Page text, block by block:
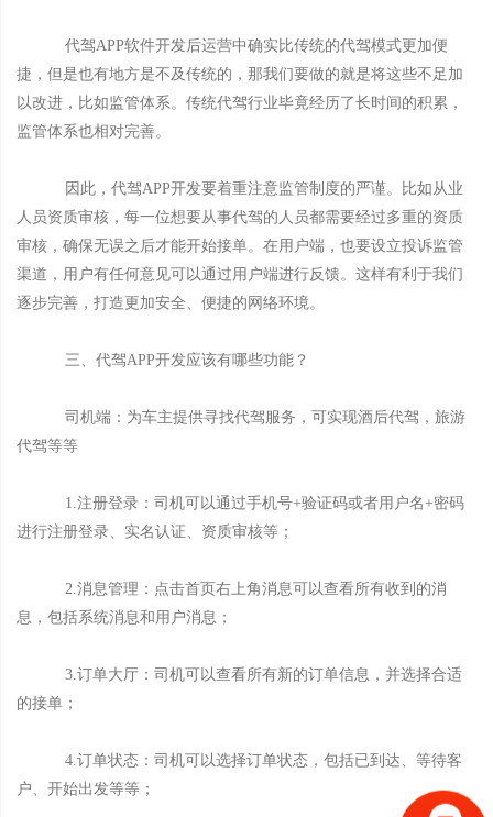
代驾APP软件开发后运营中确实比传统的代驾模式更加便
捷，但是也有地方是不及传统的，那我们要做的就是将这些不足加
以改进，比如监管体系。传统代驾行业毕竟经历了长时间的积累，
监管体系也相对完善。
因此，代驾APP开发要着重注意监管制度的严谨。比如从业
人员资质审核，每一位想要从事代驾的人员都需要经过多重的资质
审核，确保无误之后才能开始接单。在用户端，也要设立投诉监管
渠道，用户有任何意见可以通过用户端进行反馈。这样有利于我们
逐步完善，打造更加安全、便捷的网络环境。
三、代驾APP开发应该有哪些功能？
司机端：为车主提供寻找代驾服务，可实现酒后代驾，旅游
代驾等等
1.注册登录：司机可以通过手机号+验证码或者用户名+密码
进行注册登录、实名认证、资质审核等；
2.消息管理：点击首页右上角消息可以查看所有收到的消
息，包括系统消息和用户消息；
3.订单大厅：司机可以查看所有新的订单信息，并选择合适
的接单；
4.订单状态：司机可以选择订单状态，包括已到达、等待客
户、开始出发等等；